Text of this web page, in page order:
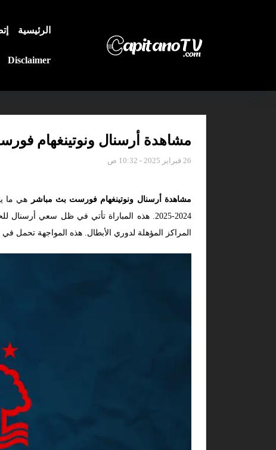
الرئيسية
Disclaimer
مشاهدة أرسنال ونوتينغهام
26 فبراير 2025 - 10:32 ص
مشاهدة أرسنال ونوتينغهام فورست بث مباشر
2024-2025. هذه المباراة تأتي في ظل سعي
المراكز المؤهلة لدوري الأبطال. هذه المواجهة تحمل